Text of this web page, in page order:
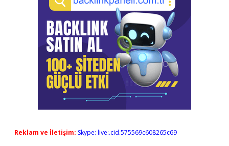
Reklam ve İletişim: Skype: live:.cid.575569c608265c69